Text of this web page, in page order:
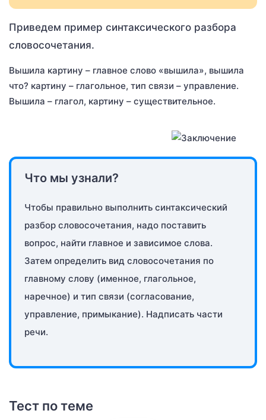
Приведем пример синтаксического разбора
словосочетания.
Вышила картину – главное слово «вышила», вышила
что? картину – глагольное, тип связи – управление.
Вышила – глагол, картину – существительное.
Что мы узнали?
Чтобы правильно выполнить синтаксический
разбор словосочетания, надо поставить
вопрос, найти главное и зависимое слова.
Затем определить вид словосочетания по
главному слову (именное, глагольное,
наречное) и тип связи (согласование,
управление, примыкание). Надписать части
речи.
Тест по теме